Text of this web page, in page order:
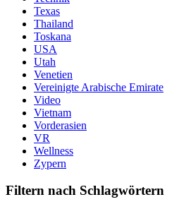
Texas
Thailand
Toskana
USA
Utah
Venetien
Vereinigte Arabische Emirate
Video
Vietnam
Vorderasien
VR
Wellness
Zypern
Filtern nach Schlagwörtern